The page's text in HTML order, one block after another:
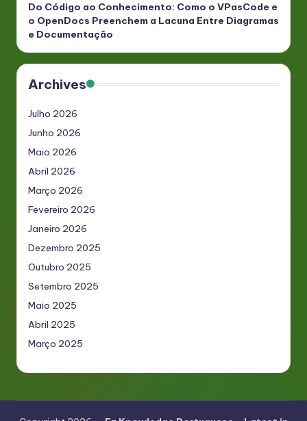
Do Código ao Conhecimento: Como o VPasCode e
o OpenDocs Preenchem a Lacuna Entre Diagramas
e Documentação
Archives
Julho 2026
Junho 2026
Maio 2026
Abril 2026
Março 2026
Fevereiro 2026
Janeiro 2026
Dezembro 2025
Outubro 2025
Setembro 2025
Maio 2025
Abril 2025
Março 2025